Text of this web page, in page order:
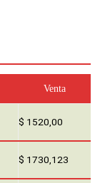
Venta
$ 1520,00
$ 1730,123